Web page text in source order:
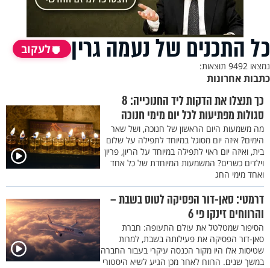
כל התכנים של נעמה גרין לעקוב
נמצאו 9492 תוצאות:
כתבות אחרונות
כך תנצלו את הדקות ליד החנוכייה: 8
סגולות מפתיעות לכל יום מימי חנוכה
מה משמעות היום הראשון של חנוכה, ושל שאר
הימים? איזה יום מסוגל במיוחד לתפילה על שלום
בית, ואיזה יום ראוי לתפילה במיוחד על הריון, פריון
וילדים כשרים? המשמעות המיוחדת של כל אחד
ואחד מימי החג
דרמטי: סאן-דור הפסיקה לטוס בשבת –
והרווחים זינקו פי 6
הסיפור שמטלטל את עולם התעופה: חברת
סאן-דור הפסיקה את פעילותה בשבת, למרות
שטיסות אלו היו מקור הכנסה עיקרי בעבור החברה
במשך שנים. הרווח לאחר מכן הגיע לשיא היסטורי